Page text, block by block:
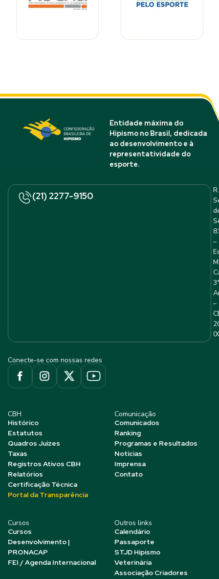
Entidade máxima do
Hipismo no Brasil, dedicada
ao desenvolvimento e à
representatividade do
esporte.
(21) 2277-9150
R.
–
–
Conecte-se com nossas redes
CBH
Histórico
Estatutos
Quadros Juízes
Taxas
Registros Ativos CBH
Relatórios
Certificação Técnica
Portal da Transparência
Comunicação
Comunicados
Ranking
Programas e Resultados
Notícias
Imprensa
Contato
Cursos
Cursos
Desenvolvimento |
PRONACAP
FEI / Agenda Internacional
Outros links
Calendário
Passaporte
STJD Hipismo
Veterinária
Associação Criadores